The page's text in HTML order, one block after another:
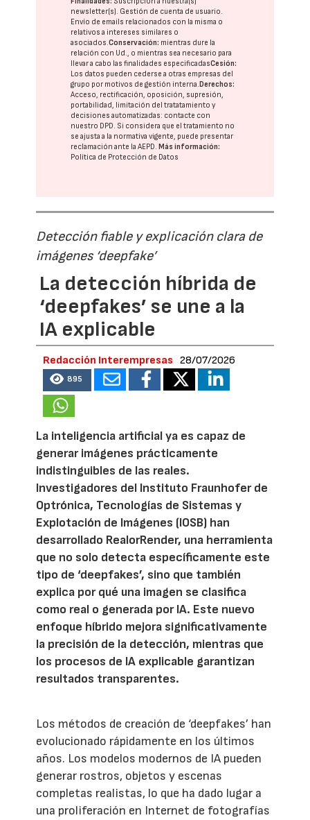
newsletter(s). Gestión de cuenta de usuario.
Envío de emails relacionados con la misma o
relativos a intereses similares o
asociados.Conservación: mientras dure la
relación con Ud., o mientras sea necesario para
llevar a cabo las finalidades especificadasCesión:
Los datos pueden cederse a otras empresas del
grupo por motivos de gestión interna.Derechos:
Acceso, rectificación, oposición, supresión,
portabilidad, limitación del tratatamiento y
decisiones automatizadas: contacte con
nuestro DPD. Si considera que el tratamiento no
se ajusta a la normativa vigente, puede presentar
reclamación ante laAEPD.Más información:
Política de Protección de Datos
Detección fiable y explicación clara de
imágenes ‘deepfake’
La detección híbrida de
‘deepfakes’ se une a la
IA explicable
Redacción Interempresas 28/07/2026
895
La inteligencia artificial ya es capaz de
generar imágenes prácticamente
indistinguibles de las reales.
Investigadores del Instituto Fraunhofer de
Optrónica, Tecnologías de Sistemas y
Explotación de Imágenes (IOSB) han
desarrollado RealorRender, una herramienta
que no solo detecta específicamente este
tipo de ‘deepfakes’, sino que también
explica por qué una imagen se clasifica
como real o generada por IA. Este nuevo
enfoque híbrido mejora significativamente
la precisión de la detección, mientras que
los procesos de IA explicable garantizan
resultados transparentes.
Los métodos de creación de ‘deepfakes’ han
evolucionado rápidamente en los últimos
años. Los modelos modernos de IA pueden
generar rostros, objetos y escenas
completas realistas, lo que ha dado lugar a
una proliferación en Internet de fotografías